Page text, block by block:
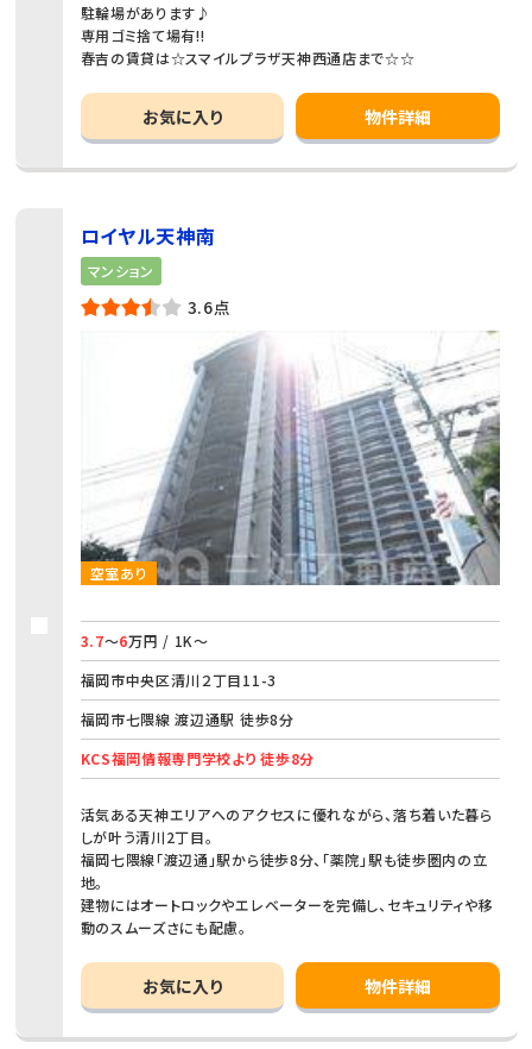
駐輪場があります♪
専用ゴミ捨て場有!!
春吉の賃貸は☆スマイルプラザ天神西通店まで☆☆
お気に入り 物件詳細
ロイヤル天神南
マンション
3.6点
空室あり
3.7～6万円 / 1K～
福岡市中央区清川２丁目11-3
福岡市七隈線 渡辺通駅 徒歩8分
KCS福岡情報専門学校より 徒歩8分
活気ある天神エリアへのアクセスに優れながら、落ち着いた暮ら
しが叶う清川2丁目。
福岡七隈線「渡辺通」駅から徒歩8分、「薬院」駅も徒歩圏内の立
地。
建物にはオートロックやエレベーターを完備し、セキュリティや移
動のスムーズさにも配慮。
お気に入り 物件詳細